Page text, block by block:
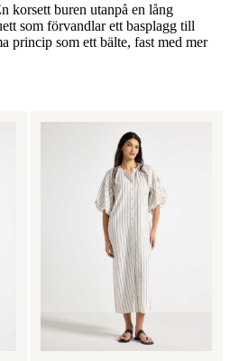
korsett buren utanpå en lång
som förvandlar ett basplagg till
princip som ett bälte, fast med mer